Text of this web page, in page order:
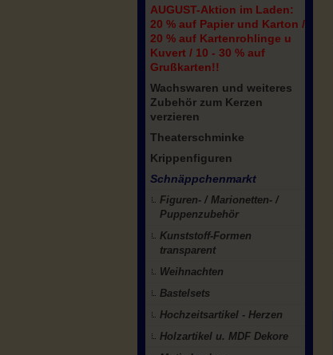
AUGUST-Aktion im Laden:
20 % auf Papier und Karton /
20 % auf Kartenrohlinge u
Kuvert / 10 - 30 % auf
Grußkarten!!
Wachswaren und weiteres
Zubehör zum Kerzen
verzieren
Theaterschminke
Krippenfiguren
Schnäppchenmarkt
Figuren- / Marionetten- /
Puppenzubehör
Kunststoff-Formen
transparent
Weihnachten
Bastelsets
Hochzeitsartikel - Herzen
Holzartikel u. MDF Dekore